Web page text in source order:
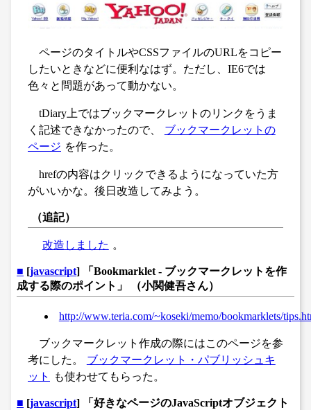
ページのタイトルやCSSファイルのURLをコピー
したいときなどに便利なはず。ただし、IE6では
色々と問題があって動かない。
tDiary上ではブックマークレットのリンクをうま
く記述できなかったので、
ブックマークレットの
ページ を作った。
hrefの内容はクリックできるようになっていた方
がいいかな。後日改造してみよう。
（追記）
改造しました 。
■ [javascript] 「Bookmarklet - ブックマークレットを作
成する際のポイント」 （小関健吾さん）
http://www.teria.com/~koseki/memo/bookmarklets/
ブックマークレット作成の際にはこのページを参
考にした。
ブックマークレット・パブリッシュキ
ット
も使わせてもらった。
■ [javascript] 「好きなページのJavaScriptオブジェクト